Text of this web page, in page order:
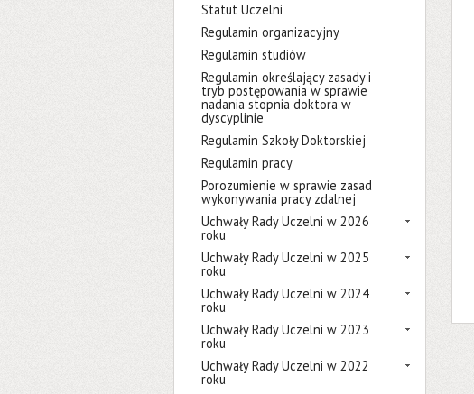
Statut Uczelni
Regulamin organizacyjny
Regulamin studiów
Regulamin określający zasady i
tryb postępowania w sprawie
nadania stopnia doktora w
dyscyplinie
Regulamin Szkoły Doktorskiej
Regulamin pracy
Porozumienie w sprawie zasad
wykonywania pracy zdalnej
Uchwały Rady Uczelni w 2026
roku
Uchwały Rady Uczelni w 2025
roku
Uchwały Rady Uczelni w 2024
roku
Uchwały Rady Uczelni w 2023
roku
Uchwały Rady Uczelni w 2022
roku